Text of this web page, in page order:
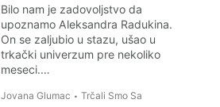
Bilo nam je zadovoljstvo da
upoznamo Aleksandra Radukina.
On se zaljubio u stazu, ušao u
trkački univerzum pre nekoliko
meseci.…
Jovana Glumac Trčali Smo Sa